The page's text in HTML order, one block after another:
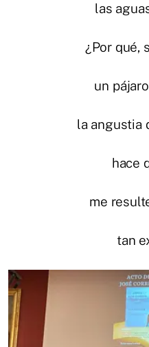
las
¿Por qué,
un
la angustia
hace
me
tan